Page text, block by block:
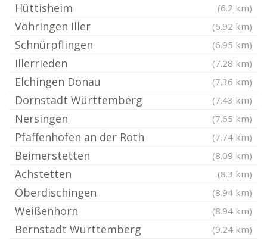
Hüttisheim (6.2 km)
Vöhringen Iller (6.92 km)
Schnürpflingen (6.95 km)
Illerrieden (7.28 km)
Elchingen Donau (7.36 km)
Dornstadt Württemberg (7.43 km)
Nersingen (7.65 km)
Pfaffenhofen an der Roth (7.74 km)
Beimerstetten (8.09 km)
Achstetten (8.3 km)
Oberdischingen (8.94 km)
Weißenhorn (8.94 km)
Bernstadt Württemberg (9.24 km)